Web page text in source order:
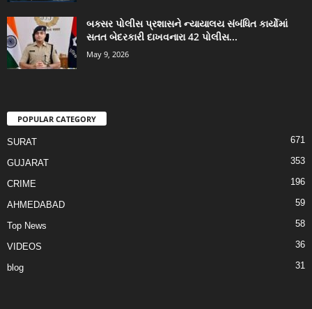
બક્સર પોલીસ પ્રશાસને ન્યાયાલય સંબંધિત કાર્યોમાં
સતત બેદરકારી દાખવનારા 42 પોલીસ...
May 9, 2026
POPULAR CATEGORY
SURAT 671
GUJARAT 353
CRIME 196
AHMEDABAD 59
Top News 58
VIDEOS 36
blog 31